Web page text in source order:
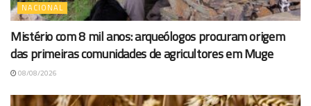
NACIONAL
Mistério com 8 mil anos: arqueólogos procuram origem
das primeiras comunidades de agricultores em Muge
08/08/2026